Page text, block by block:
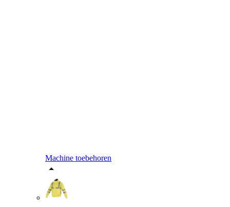
Machine toebehoren